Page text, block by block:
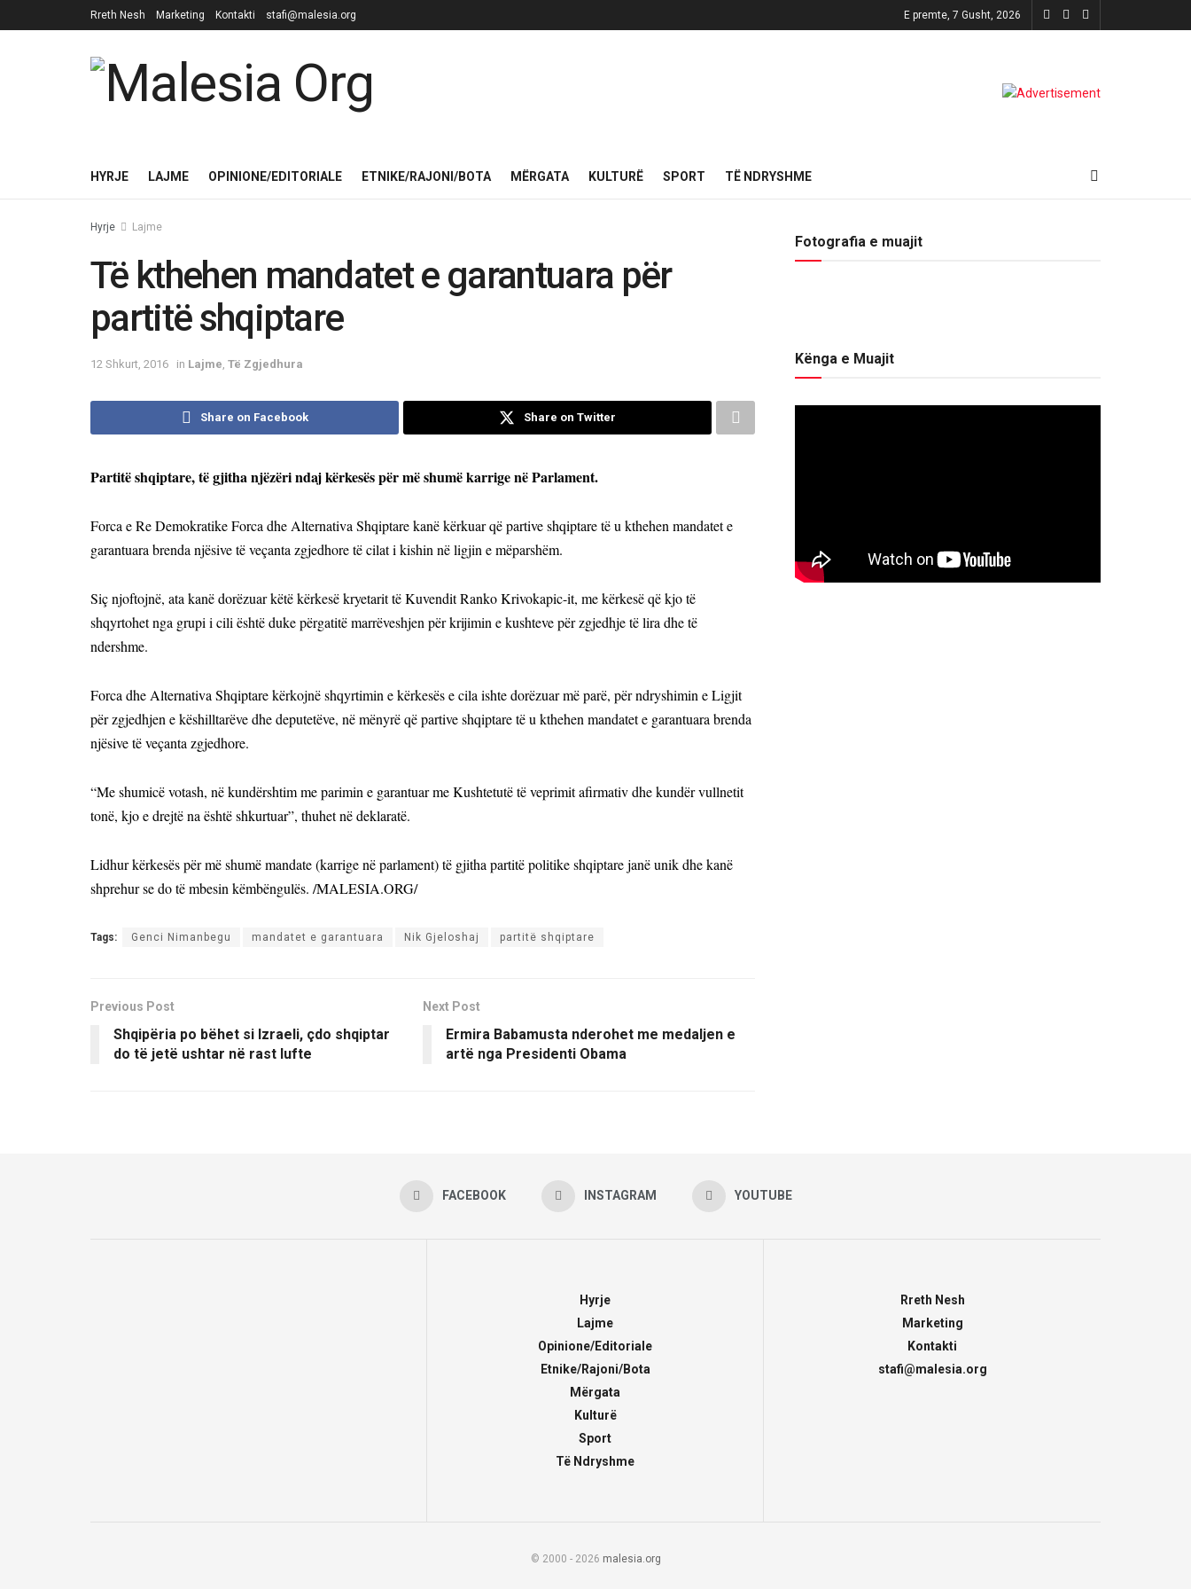
Rreth Nesh Marketing Kontakti stafi@malesia.org E premte, 7 Gusht, 2026
HYRJE LAJME OPINIONE/EDITORIALE ETNIKE/RAJONI/BOTA MËRGATA KULTURË SPORT TË NDRYSHME
Hyrje Lajme
Të kthehen mandatet e garantuara për
partitë shqiptare
12 Shkurt, 2016 in Lajme Të Zgjedhura
Share on Facebook Share on Twitter
Partitë shqiptare, të gjitha njëzëri ndaj kërkesës për më shumë karrige në Parlament.
Forca e Re Demokratike Forca dhe Alternativa Shqiptare kanë kërkuar që partive shqiptare të u kthehen mandatet e
garantuara brenda njësive të veçanta zgjedhore të cilat i kishin në ligjin e mëparshëm.
Siç njoftojnë, ata kanë dorëzuar këtë kërkesë kryetarit të Kuvendit Ranko Krivokapic-it, me kërkesë që kjo të
shqyrtohet nga grupi i cili është duke përgatitë marrëveshjen për krijimin e kushteve për zgjedhje të lira dhe të
ndershme.
Forca dhe Alternativa Shqiptare kërkojnë shqyrtimin e kërkesës e cila ishte dorëzuar më parë, për ndryshimin e Ligjit
për zgjedhjen e këshilltarëve dhe deputetëve, në mënyrë që partive shqiptare të u kthehen mandatet e garantuara brenda
njësive të veçanta zgjedhore.
“Me shumicë votash, në kundërshtim me parimin e garantuar me Kushtetutë të veprimit afirmativ dhe kundër vullnetit
tonë, kjo e drejtë na është shkurtuar”, thuhet në deklaratë.
Lidhur kërkesës për më shumë mandate (karrige në parlament) të gjitha partitë politike shqiptare janë unik dhe kanë
shprehur se do të mbesin këmbëngulës. /MALESIA.ORG/
Tags: Genci Nimanbegu mandatet e garantuara Nik Gjeloshaj partitë shqiptare
Previous Post
Shqipëria po bëhet si Izraeli, çdo shqiptar
do të jetë ushtar në rast lufte
Next Post
Ermira Babamusta nderohet me medaljen e
artë nga Presidenti Obama
Fotografia e muajit
Kënga e Muajit
FACEBOOK INSTAGRAM YOUTUBE
Hyrje
Lajme
Opinione/Editoriale
Etnike/Rajoni/Bota
Mërgata
Kulturë
Sport
Të Ndryshme
Rreth Nesh
Marketing
Kontakti
stafi@malesia.org
© 2000 - 2026 malesia.org